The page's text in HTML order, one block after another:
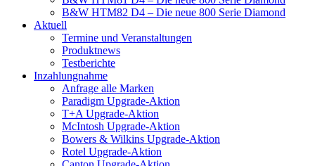
B&W HTM82 D4 – Die neue 800 Serie Diamond
Aktuell
Termine und Veranstaltungen
Produktnews
Testberichte
Inzahlungnahme
Anfrage alle Marken
Paradigm Upgrade-Aktion
T+A Upgrade-Aktion
McIntosh Upgrade-Aktion
Bowers & Wilkins Upgrade-Aktion
Rotel Upgrade-Aktion